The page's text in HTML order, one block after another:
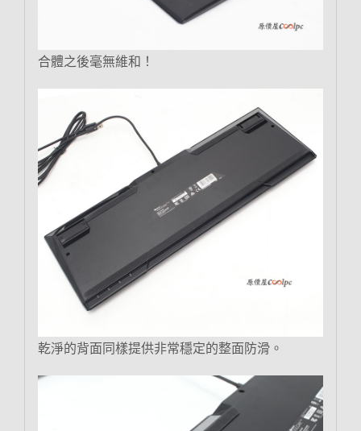
合體之後毫無維和！
乾淨的背面同樣提供非常穩定的整面防滑。